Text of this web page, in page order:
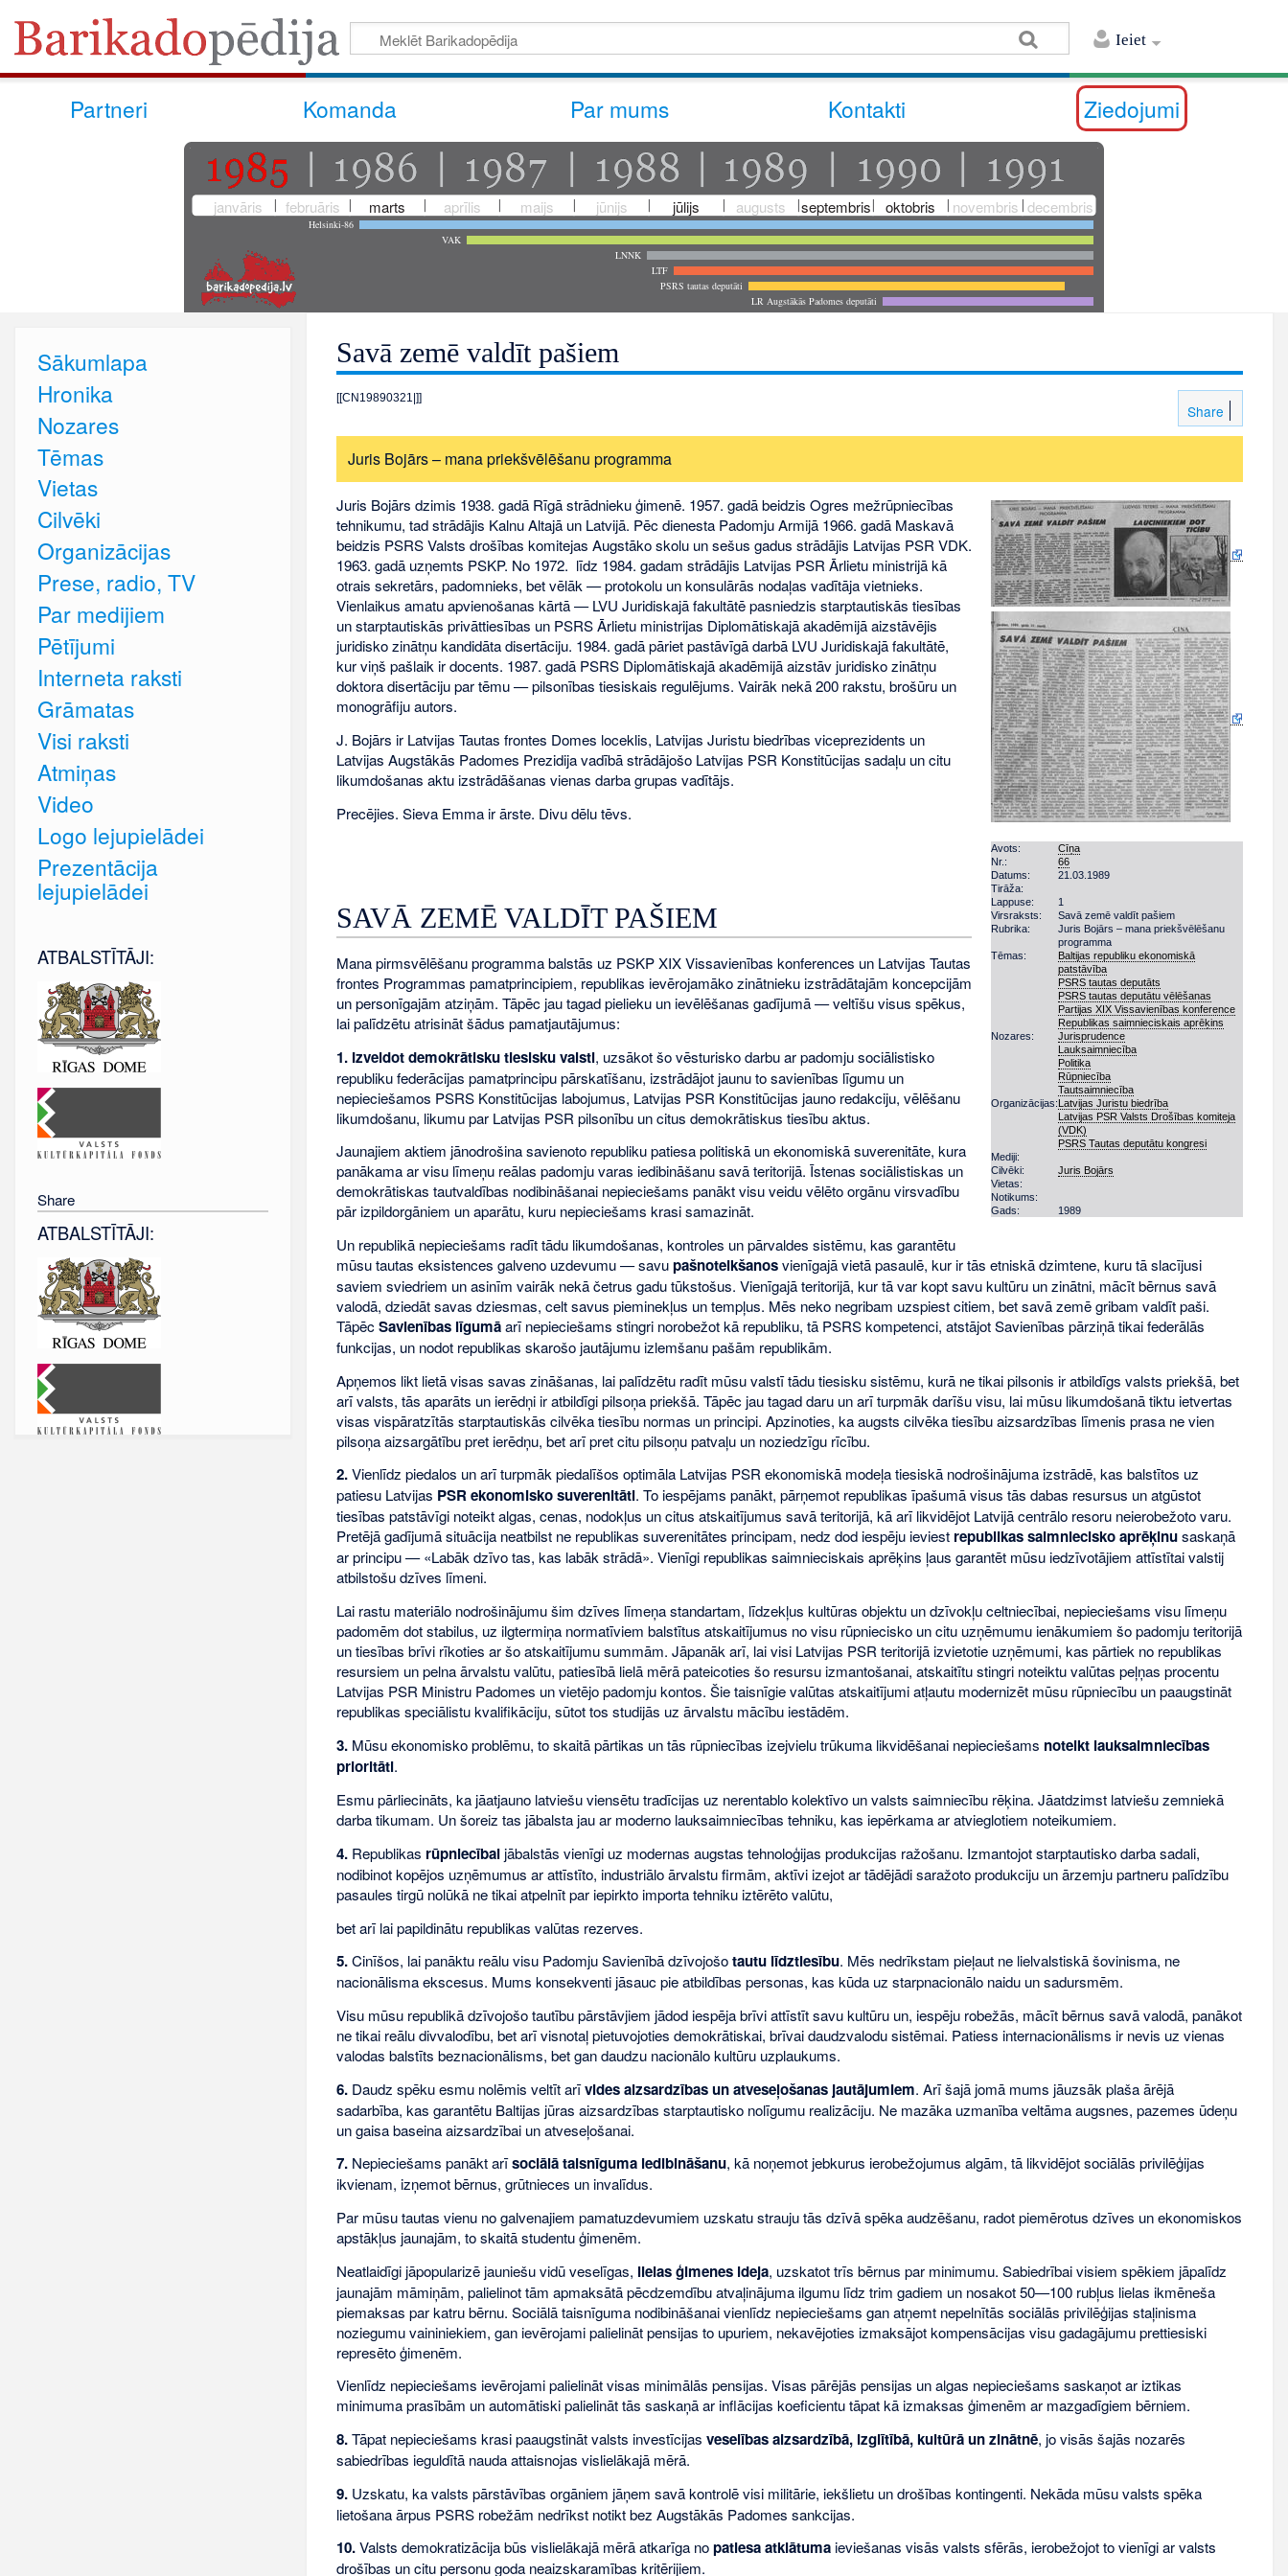
Ieiet
Partneri Komanda Par mums Kontakti Ziedojumi
janvāris februāris marts aprīlis maijs jūnijs jūlijs augusts septembris oktobris novembris decembris
Helsinki-86
VAK
LNNK
LTF
PSRS tautas deputāti
LR Augstākās Padomes deputāti
Savā zemē valdīt pašiem
Share
[[CN19890321|]]
Juris Bojārs – mana priekšvēlēšanu programma
Avots:
Cīņa
Nr.:
66
Datums:
21.03.1989
Tirāža:
Lappuse:
1
Virsraksts:
Savā zemē valdīt pašiem
Rubrika:
Juris Bojārs – mana priekšvēlēšanu
programma
Tēmas:
Baltijas republiku ekonomiskā
patstāvība
PSRS tautas deputāts
PSRS tautas deputātu vēlēšanas
Partijas XIX Vissavienības konference
Republikas saimnieciskais aprēķins
Nozares:
Jurisprudence
Lauksaimniecība
Politika
Rūpniecība
Tautsaimniecība
Organizācijas:Latvijas Juristu biedrība
Latvijas PSR Valsts Drošības komiteja
(VDK)
PSRS Tautas deputātu kongresi
Mediji:
Cilvēki:
Juris Bojārs
Vietas:
Notikums:
Gads:
1989
Juris Bojārs dzimis 1938. gadā Rīgā strādnieku ģimenē. 1957. gadā beidzis Ogres mežrūpniecības
tehnikumu, tad strādājis Kalnu Altajā un Latvijā. Pēc dienesta Padomju Armijā 1966. gadā Maskavā
beidzis PSRS Valsts drošības komitejas Augstāko skolu un sešus gadus strādājis Latvijas PSR VDK.
1963. gadā uzņemts PSKP. No 1972. līdz 1984. gadam strādājis Latvijas PSR Ārlietu ministrijā kā
otrais sekretārs, padomnieks, bet vēlāk — protokolu un konsulārās nodaļas vadītāja vietnieks.
Vienlaikus amatu apvienošanas kārtā — LVU Juridiskajā fakultātē pasniedzis starptautiskās tiesības
un starptautiskās privāttiesības un PSRS Ārlietu ministrijas Diplomātiskajā akadēmijā aizstāvējis
juridisko zinātņu kandidāta disertāciju. 1984. gadā pāriet pastāvīgā darbā LVU Juridiskajā fakultātē,
kur viņš pašlaik ir docents. 1987. gadā PSRS Diplomātiskajā akadēmijā aizstāv juridisko zinātņu
doktora disertāciju par tēmu — pilsonības tiesiskais regulējums. Vairāk nekā 200 rakstu, brošūru un
monogrāfiju autors.
J. Bojārs ir Latvijas Tautas frontes Domes loceklis, Latvijas Juristu biedrības viceprezidents un
Latvijas Augstākās Padomes Prezidija vadībā strādājošo Latvijas PSR Konstitūcijas sadaļu un citu
likumdošanas aktu izstrādāšanas vienas darba grupas vadītājs.
Precējies. Sieva Emma ir ārste. Divu dēlu tēvs.
SAVĀ ZEMĒ VALDĪT PAŠIEM
Mana pirmsvēlēšanu programma balstās uz PSKP XIX Vissavienības konferences un Latvijas Tautas
frontes Programmas pamatprincipiem, republikas ievērojamāko zinātnieku izstrādātajām koncepcijām
un personīgajām atziņām. Tāpēc jau tagad pielieku un ievēlēšanas gadījumā — veltīšu visus spēkus,
lai palīdzētu atrisināt šādus pamatjautājumus:
1. Izveidot demokrātisku tiesisku valsti, uzsākot šo vēsturisko darbu ar padomju sociālistisko
republiku federācijas pamatprincipu pārskatīšanu, izstrādājot jaunu to savienības līgumu un
nepieciešamos PSRS Konstitūcijas labojumus, Latvijas PSR Konstitūcijas jauno redakciju, vēlēšanu
likumdošanu, likumu par Latvijas PSR pilsonību un citus demokrātiskus tiesību aktus.
Jaunajiem aktiem jānodrošina savienoto republiku patiesa politiskā un ekonomiskā suverenitāte, kura
panākama ar visu līmeņu reālas padomju varas iedibināšanu savā teritorijā. Īstenas sociālistiskas un
demokrātiskas tautvaldības nodibināšanai nepieciešams panākt visu veidu vēlēto orgānu virsvadību
pār izpildorgāniem un aparātu, kuru nepieciešams krasi samazināt.
Un republikā nepieciešams radīt tādu likumdošanas, kontroles un pārvaldes sistēmu, kas garantētu
mūsu tautas eksistences galveno uzdevumu — savupašnoteikšanosvienīgajā vietā pasaulē, kur ir tās etniskā dzimtene, kuru tā slacījusi
saviem sviedriem un asinīm vairāk nekā četrus gadu tūkstošus. Vienīgajā teritorijā, kur tā var kopt savu kultūru un zinātni, mācīt bērnus savā
valodā, dziedāt savas dziesmas, celt savus pieminekļus un tempļus. Mēs neko negribam uzspiest citiem, bet savā zemē gribam valdīt paši.
TāpēcSavienības līgumāarī nepieciešams stingri norobežot kā republiku, tā PSRS kompetenci, atstājot Savienības pārziņā tikai federālās
funkcijas, un nodot republikas skarošo jautājumu izlemšanu pašām republikām.
Apņemos likt lietā visas savas zināšanas, lai palīdzētu radīt mūsu valstī tādu tiesisku sistēmu, kurā ne tikai pilsonis ir atbildīgs valsts priekšā, bet
arī valsts, tās aparāts un ierēdņi ir atbildīgi pilsoņa priekšā. Tāpēc jau tagad daru un arī turpmāk darīšu visu, lai mūsu likumdošanā tiktu ietvertas
visas vispāratzītās starptautiskās cilvēka tiesību normas un principi. Apzinoties, ka augsts cilvēka tiesību aizsardzības līmenis prasa ne vien
pilsoņa aizsargātību pret ierēdņu, bet arī pret citu pilsoņu patvaļu un noziedzīgu rīcību.
2.Vienlīdz piedalos un arī turpmāk piedalīšos optimāla Latvijas PSR ekonomiskā modeļa tiesiskā nodrošinājuma izstrādē, kas balstītos uz
patiesu Latvijas PSR ekonomisko suverenitāti. To iespējams panākt, pārņemot republikas īpašumā visus tās dabas resursus un atgūstot
tiesības patstāvīgi noteikt algas, cenas, nodokļus un citus atskaitījumus savā teritorijā, kā arī likvidējot Latvijā centrālo resoru neierobežoto varu.
Pretējā gadījumā situācija neatbilst ne republikas suverenitātes principam, nedz dod iespēju ieviest republikas saimniecisko aprēķinusaskaņā
ar principu — «Labāk dzīvo tas, kas labāk strādā». Vienīgi republikas saimnieciskais aprēķins ļaus garantēt mūsu iedzīvotājiem attīstītai valstij
atbilstošu dzīves līmeni.
Lai rastu materiālo nodrošinājumu šim dzīves līmeņa standartam, līdzekļus kultūras objektu un dzīvokļu celtniecībai, nepieciešams visu līmeņu
padomēm dot stabilus, uz ilgtermiņa normatīviem balstītus atskaitījumus no visu rūpniecisko un citu uzņēmumu ienākumiem šo padomju teritorijā
un tiesības brīvi rīkoties ar šo atskaitījumu summām. Jāpanāk arī, lai visi Latvijas PSR teritorijā izvietotie uzņēmumi, kas pārtiek no republikas
resursiem un pelna ārvalstu valūtu, patiesībā lielā mērā pateicoties šo resursu izmantošanai, atskaitītu stingri noteiktu valūtas peļņas procentu
Latvijas PSR Ministru Padomes un vietējo padomju kontos. Šie taisnīgie valūtas atskaitījumi atļautu modernizēt mūsu rūpniecību un paaugstināt
republikas speciālistu kvalifikāciju, sūtot tos studijās uz ārvalstu mācību iestādēm.
3. Mūsu ekonomisko problēmu, to skaitā pārtikas un tās rūpniecības izejvielu trūkuma likvidēšanai nepieciešams noteikt lauksaimniecības
prioritāti.
Esmu pārliecināts, ka jāatjauno latviešu viensētu tradīcijas uz nerentablo kolektīvo un valsts saimniecību rēķina. Jāatdzimst latviešu zemniekā
darba tikumam. Un šoreiz tas jābalsta jau ar moderno lauksaimniecības tehniku, kas iepērkama ar atvieglotiem noteikumiem.
4. Republikas rūpniecībaijābalstās vienīgi uz modernas augstas tehnoloģijas produkcijas ražošanu. Izmantojot starptautisko darba sadali,
nodibinot kopējos uzņēmumus ar attīstīto, industriālo ārvalstu firmām, aktīvi izejot ar tādējādi saražoto produkciju un ārzemju partneru palīdzību
pasaules tirgū nolūkā ne tikai atpelnīt par iepirkto importa tehniku iztērēto valūtu,
bet arī lai papildinātu republikas valūtas rezerves.
5.Cinīšos, lai panāktu reālu visu Padomju Savienībā dzīvojošotautu līdztiesību. Mēs nedrīkstam pieļaut ne lielvalstiskā šovinisma, ne
nacionālisma ekscesus. Mums konsekventi jāsauc pie atbildības personas, kas kūda uz starpnacionālo naidu un sadursmēm.
Visu mūsu republikā dzīvojošo tautību pārstāvjiem jādod iespēja brīvi attīstīt savu kultūru un, iespēju robežās, mācīt bērnus savā valodā, panākot
ne tikai reālu divvalodību, bet arī visnotaļ pietuvojoties demokrātiskai, brīvai daudzvalodu sistēmai. Patiess internacionālisms ir nevis uz vienas
valodas balstīts beznacionālisms, bet gan daudzu nacionālo kultūru uzplaukums.
6. Daudz spēku esmu nolēmis veltīt arīvides aizsardzības un atveseļošanas jautājumiem. Arī šajā jomā mums jāuzsāk plaša ārējā
sadarbība, kas garantētu Baltijas jūras aizsardzības starptautisko nolīgumu realizāciju. Ne mazāka uzmanība veltāma augsnes, pazemes ūdeņu
un gaisa baseina aizsardzībai un atveseļošanai.
7. Nepieciešams panākt arīsociālā taisnīguma iedibināšanu, kā noņemot jebkurus ierobežojumus algām, tā likvidējot sociālās privilēģijas
ikvienam, izņemot bērnus, grūtnieces un invalīdus.
Par mūsu tautas vienu no galvenajiem pamatuzdevumiem uzskatu strauju tās dzīvā spēka audzēšanu, radot piemērotus dzīves un ekonomiskos
apstākļus jaunajām, to skaitā studentu ģimenēm.
Neatlaidīgi jāpopularizē jauniešu vidū veselīgas, lielas ģimenes ideja, uzskatot trīs bērnus par minimumu. Sabiedrībai visiem spēkiem jāpalīdz
jaunajām māmiņām, palielinot tām apmaksātā pēcdzemdību atvaļinājuma ilgumu līdz trim gadiem un nosakot 50—100 rubļus lielas ikmēneša
piemaksas par katru bērnu. Sociālā taisnīguma nodibināšanai vienlīdz nepieciešams gan atņemt nepelnītās sociālās privilēģijas staļinisma
noziegumu vaininiekiem, gan ievērojami palielināt pensijas to upuriem, nekavējoties izmaksājot kompensācijas visu gadagājumu prettiesiski
represēto ģimenēm.
Vienlīdz nepieciešams ievērojami palielināt visas minimālās pensijas. Visas pārējās pensijas un algas nepieciešams saskaņot ar iztikas
minimuma prasībām un automātiski palielināt tās saskaņā ar inflācijas koeficientu tāpat kā izmaksas ģimenēm ar mazgadīgiem bērniem.
8.Tāpat nepieciešams krasi paaugstināt valsts investīcijas veselības aizsardzībā, izglītībā, kultūrā un zinātnē, jo visās šajās nozarēs
sabiedrības ieguldītā nauda attaisnojas vislielākajā mērā.
9. Uzskatu, ka valsts pārstāvības orgāniem jāņem savā kontrolē visi militārie, iekšlietu un drošības kontingenti. Nekāda mūsu valsts spēka
lietošana ārpus PSRS robežām nedrīkst notikt bez Augstākās Padomes sankcijas.
10.Valsts demokratizācija būs vislielākajā mērā atkarīga nopatiesa atklātumaieviešanas visās valsts sfērās, ierobežojot to vienīgi ar valsts
drošības un citu personu goda neaizskaramības kritērijiem.
Sākumlapa
Hronika
Nozares
Tēmas
Vietas
Cilvēki
Organizācijas
Prese, radio, TV
Par medijiem
Pētījumi
Interneta raksti
Grāmatas
Visi raksti
Atmiņas
Video
Logo lejupielādei
Prezentācija
lejupielādei
ATBALSTĪTĀJI:
Share
ATBALSTĪTĀJI: